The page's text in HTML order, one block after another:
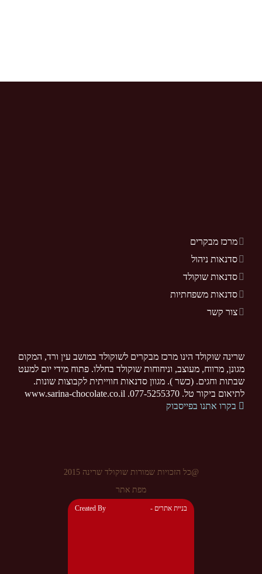
מרכז מבקרים
סדנאות ניהול
סדנאות שוקולד
סדנאות משפחתיות
צור קשר
שרינה שוקולד הינו מרכז מבקרים לשוקולד במושב עין ורד, המקום
מגונן, מרווח, מעוצב, וניחוחות שוקולד בחללו. פתוח מידי יום למעט
שבתות וחגים. (כשר ). מגוון סדנאות חווייתית לקבוצות שונות.
לתיאום ביקור טל. 077-5255370. www.sarina-chocolate.co.il
בקרו אתנו בפייסבוק
@כל הזכויות שמורות שוקולד שרינה 2015
מפת אתר
Created By - בניית אתרים